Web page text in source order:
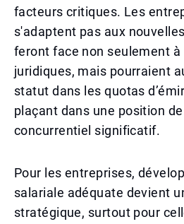
facteurs critiques. Les
s'adaptent pas aux
feront face non seulement à
juridiques, mais pourraient
statut dans les quotas
plaçant dans une position
concurrentiel significatif.
Pour les entreprises,
salariale adéquate devient
stratégique, surtout pour